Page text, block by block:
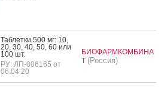
Таб­летки 500 мг: 10,
20, 30, 40, 50, 60 или
100 шт.
РУ: ЛП-006165 от
06.04.20
БИОФАРМКОМБИНА
Т (Россия)